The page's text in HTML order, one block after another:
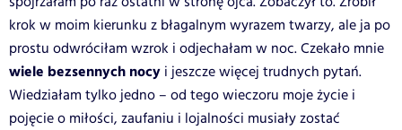
krok w moim kierunku z błagalnym wyrazem twarzy, ale ja po
prostu odwróciłam wzrok i odjechałam w noc. Czekało mnie
wiele bezsennych nocy i jeszcze więcej trudnych pytań.
Wiedziałam tylko jedno – od tego wieczoru moje życie i
pojęcie o miłości, zaufaniu i lojalności musiały zostać